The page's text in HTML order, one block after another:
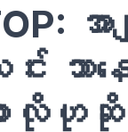
အ
င်း ဘာ
းလိုဟု